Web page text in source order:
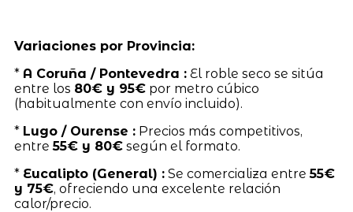
Variaciones por Provincia:
* A Coruña / Pontevedra :El roble seco se sitúa
entre los 80€ y 95€por metro cúbico
(habitualmente con envío incluido).
* Lugo / Ourense :Precios más competitivos,
entre55€ y 80€según el formato.
* Eucalipto (General) :Se comercializa entre55€
y 75€, ofreciendo una excelente relación
calor/precio.